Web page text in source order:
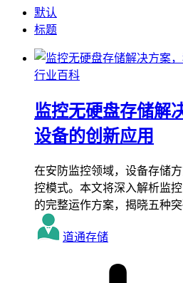
默认
标题
行业百科
监控无硬盘存储解
设备的创新应用
在安防监控领域，设备存储
控模式。本文将深入解析监
的完整运作方案，揭晓五种
道通存储